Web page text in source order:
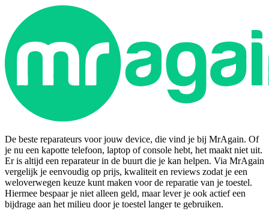
De beste reparateurs voor jouw device, die vind je bij MrAgain. Of
je nu een kapotte telefoon, laptop of console hebt, het maakt niet uit.
Er is altijd een reparateur in de buurt die je kan helpen. Via MrAgain
vergelijk je eenvoudig op prijs, kwaliteit en reviews zodat je een
weloverwegen keuze kunt maken voor de reparatie van je toestel.
Hiermee bespaar je niet alleen geld, maar lever je ook actief een
bijdrage aan het milieu door je toestel langer te gebruiken.